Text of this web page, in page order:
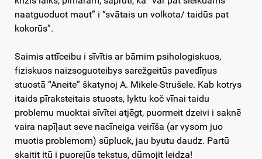
naatguoduot maut” i “svātais un volkota/ taidūs pat
kokorūs”.
Saimis attīceibu i sīvītis ar bārnim psihologiskuos,
fiziskuos naizsoguoteibys sarežgeitūs pavedīņus
stuostā “Aneite” škatynoj A. Mikele-Strušele. Kab kotrys
itaids pīraksteitais stuosts, lyktu koč vīnai taidu
problemu muoktai sīvītei atjēgt, puormeit dzeivi i saknē
vaira napīļaut seve nacīneiga veirīša (ar vysom juo
muotis problemom) sūpluok, jau byutu daudz. Partū
skaitit itū i puorejūs tekstus, dūmojit leidza!